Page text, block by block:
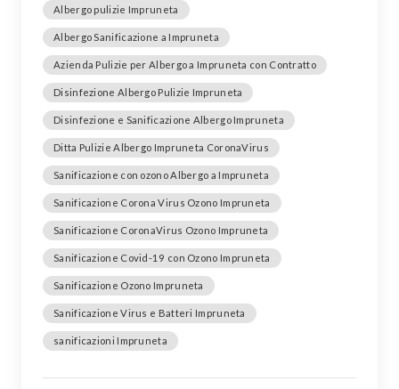
Albergo pulizie Impruneta
Albergo Sanificazione a Impruneta
Azienda Pulizie per Albergo a Impruneta con Contratto
Disinfezione Albergo Pulizie Impruneta
Disinfezione e Sanificazione Albergo Impruneta
Ditta Pulizie Albergo Impruneta CoronaVirus
Sanificazione con ozono Albergo a Impruneta
Sanificazione Corona Virus Ozono Impruneta
Sanificazione CoronaVirus Ozono Impruneta
Sanificazione Covid-19 con Ozono Impruneta
Sanificazione Ozono Impruneta
Sanificazione Virus e Batteri Impruneta
sanificazioni Impruneta